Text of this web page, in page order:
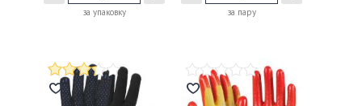
за упаковку за пару